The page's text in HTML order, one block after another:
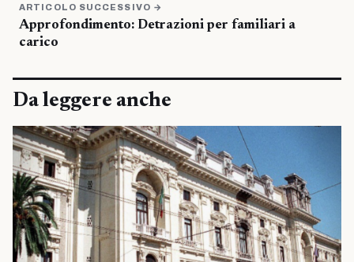
ARTICOLO SUCCESSIVO →
Approfondimento: Detrazioni per familiari a
carico
Da leggere anche